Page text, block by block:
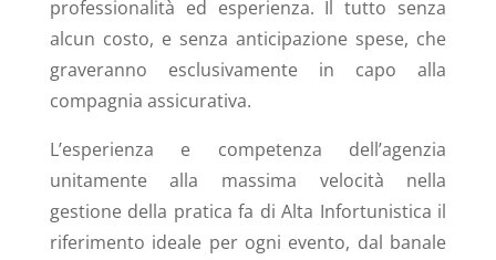
professionalità ed esperienza. Il tutto senza
alcun costo, e senza anticipazione spese, che
graveranno esclusivamente in capo alla
compagnia assicurativa.
L’esperienza e competenza dell’agenzia
unitamente alla massima velocità nella
gestione della pratica fa di Alta Infortunistica il
riferimento ideale per ogni evento, dal banale